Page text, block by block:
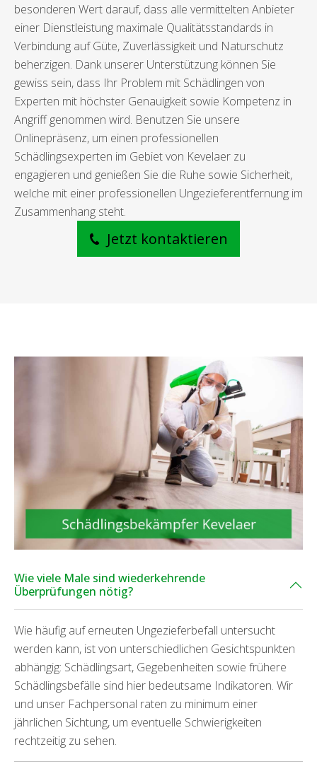
besonderen Wert darauf, dass alle vermittelten Anbieter
einer Dienstleistung maximale Qualitätsstandards in
Verbindung auf Güte, Zuverlässigkeit und Naturschutz
beherzigen. Dank unserer Unterstützung können Sie
gewiss sein, dass Ihr Problem mit Schädlingen von
Experten mit höchster Genauigkeit sowie Kompetenz in
Angriff genommen wird. Benutzen Sie unsere
Onlinepräsenz, um einen professionellen
Schädlingsexperten im Gebiet von Kevelaer zu
engagieren und genießen Sie die Ruhe sowie Sicherheit,
welche mit einer professionellen Ungezieferentfernung im
Zusammenhang steht.
Jetzt kontaktieren
Wie viele Male sind wiederkehrende
Überprüfungen nötig?
Wie häufig auf erneuten Ungezieferbefall untersucht
werden kann, ist von unterschiedlichen Gesichtspunkten
abhängig: Schädlingsart, Gegebenheiten sowie frühere
Schädlingsbefälle sind hier bedeutsame Indikatoren. Wir
und unser Fachpersonal raten zu minimum einer
jährlichen Sichtung, um eventuelle Schwierigkeiten
rechtzeitig zu sehen.